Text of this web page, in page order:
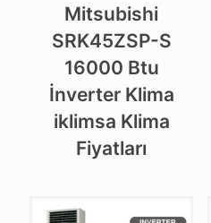
Mitsubishi
SRK45ZSP-S
16000 Btu
İnverter Klima
iklimsa Klima
Fiyatları